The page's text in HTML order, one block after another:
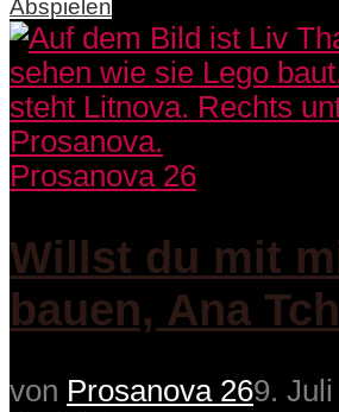
Abspielen
Prosanova 26
Willst du mit
bauen, Ana
von Prosanova 269.